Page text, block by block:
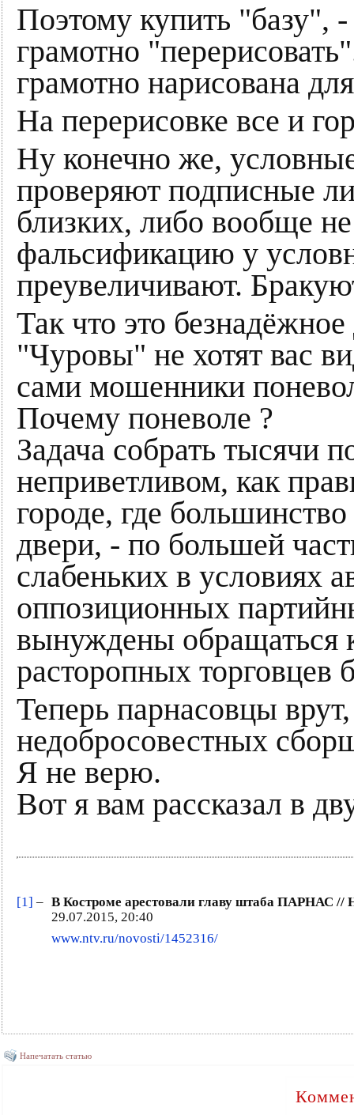
Поэтому купить "базу",
грамотно
грамотно нарисована
На перерисовке все и
Ну конечно же,
проверяют подписные
близких, либо вообще
фальсификацию у
преувеличивают.
Так что это
"Чуровы" не хотят вас
сами мошенники
Почему поневоле ?
Задача собрать тысячи
неприветливом, как
городе, где
двери, - по большей
слабеньких в условиях
оппозиционных
вынуждены обращаться
расторопных торговцев
Теперь парнасовцы
недобросовестных
Я не верю.
Вот я вам рассказал в
[1] – В Костроме арестовали главу штаба ПАРНАС //
29.07.2015, 20:40
www.ntv.ru/novosti/1452316/
Напечатать статью